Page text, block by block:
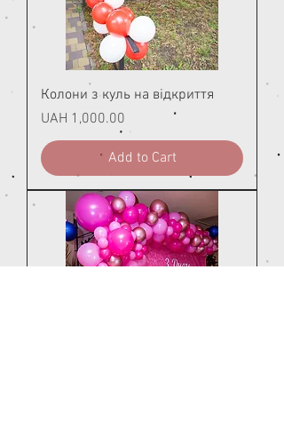
Колони з куль на відкриття
Price
UAH 1,000.00
Add to Cart